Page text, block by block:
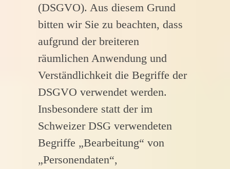
(DSGVO). Aus diesem Grund
bitten wir Sie zu beachten, dass
aufgrund der breiteren
räumlichen Anwendung und
Verständlichkeit die Begriffe der
DSGVO verwendet werden.
Insbesondere statt der im
Schweizer DSG verwendeten
Begriffe „Bearbeitung“ von
„Personendaten“,